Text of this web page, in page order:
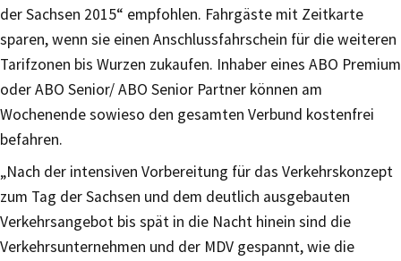
der Sachsen 2015“ empfohlen. Fahrgäste mit Zeitkarte
sparen, wenn sie einen Anschlussfahrschein für die weiteren
Tarifzonen bis Wurzen zukaufen. Inhaber eines ABO Premium
oder ABO Senior/ ABO Senior Partner können am
Wochenende sowieso den gesamten Verbund kostenfrei
befahren.
„Nach der intensiven Vorbereitung für das Verkehrskonzept
zum Tag der Sachsen und dem deutlich ausgebauten
Verkehrsangebot bis spät in die Nacht hinein sind die
Verkehrsunternehmen und der MDV gespannt, wie die